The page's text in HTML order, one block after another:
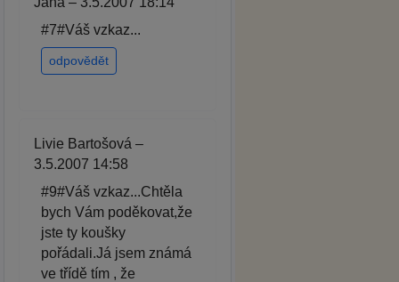
#7#Váš vzkaz...
odpovědět
Livie Bartošová –
3.5.2007 14:58
#9#Váš vzkaz...Chtěla
bych Vám poděkovat,že
jste ty koušky
pořádali.Já jsem známá
ve třídě tím , že